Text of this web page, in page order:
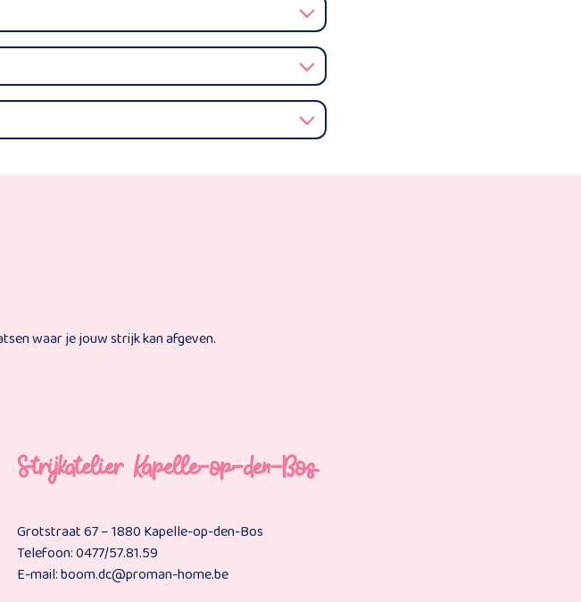
waar je jouw strijk kan afgeven.
Strijkatelier Kapelle-op-den-Bos
Grotstraat 67 – 1880 Kapelle-op-den-Bos
Telefoon: 0477/57.81.59
E-mail: boom.dc@proman-home.be